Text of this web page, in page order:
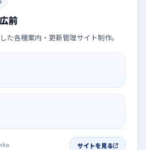
前
た各種案内・更新管理サイト制作。
サイトを見る